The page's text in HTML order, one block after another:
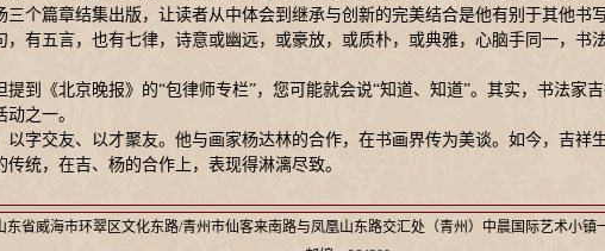
个篇章结集出版，让读者从中体会到继承与创新的完美结合是他有别于其他书
有五言，也有七律，诗意或幽远，或豪放，或质朴，或典雅，心脑手同一，书
到《北京晚报》的“包律师专栏”，您可能就会说“知道、知道”。其实，书法家
之一。
字交友、以才聚友。他与画家杨达林的合作，在书画界传为美谈。如今，吉祥
统，在吉、杨的合作上，表现得淋漓尽致。
东省威海市环翠区文化东路/青州市仙客来南路与凤凰山东路交汇处（青州）中晨国际艺术小镇